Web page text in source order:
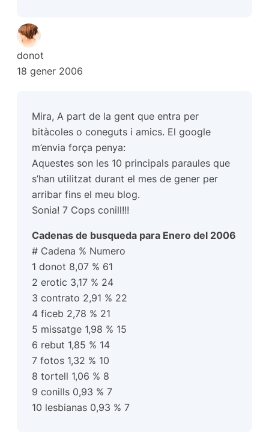
donot
18 gener 2006
Mira, A part de la gent que entra per
bitàcoles o coneguts i amics. El google
m’envia força penya:
Aquestes son les 10 principals paraules que
s’han utilitzat durant el mes de gener per
arribar fins el meu blog.
Sonia! 7 Cops conill!!!
Cadenas de busqueda para Enero del 2006
# Cadena % Numero
1 donot 8,07 % 61
2 erotic 3,17 % 24
3 contrato 2,91 % 22
4 ficeb 2,78 % 21
5 missatge 1,98 % 15
6 rebut 1,85 % 14
7 fotos 1,32 % 10
8 tortell 1,06 % 8
9 conills 0,93 % 7
10 lesbianas 0,93 % 7